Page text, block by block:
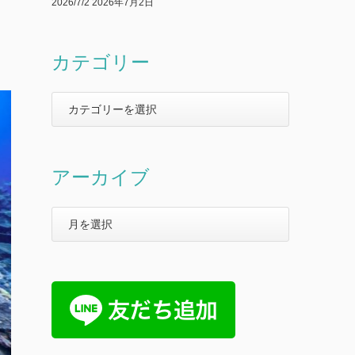
2026/7/2 2026年7月2日
カテゴリー
アーカイブ